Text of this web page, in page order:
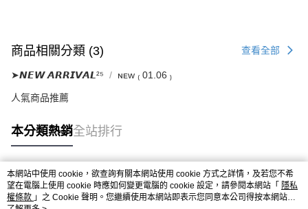
商品相關分類 (3) 查看全部
➤𝙉𝙀𝙒 𝘼𝙍𝙍𝙄𝙑𝘼𝙇²⁵ ɴᴇᴡ ₍ 01.06 ₎
人氣商品推薦
本分類熱銷全站排行
熱門標籤
本網站中使用 cookie，欲查詢有關本網站使用 cookie 方式之詳情，及若您不希
望在電腦上使用 cookie 時應如何變更電腦的 cookie 設定，請參閱本網站「 隱私
權條款 」之 Cookie 聲明。您繼續使用本網站即表示您同意本公司得按本網站使